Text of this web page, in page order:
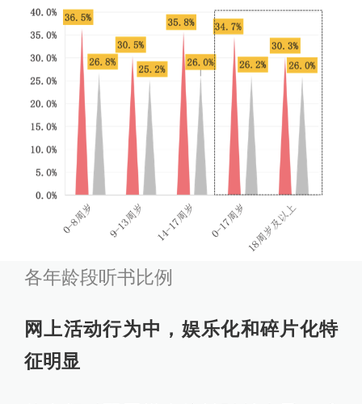
各年龄段听书比例
网上活动行为中，娱乐化和碎片化特
征明显